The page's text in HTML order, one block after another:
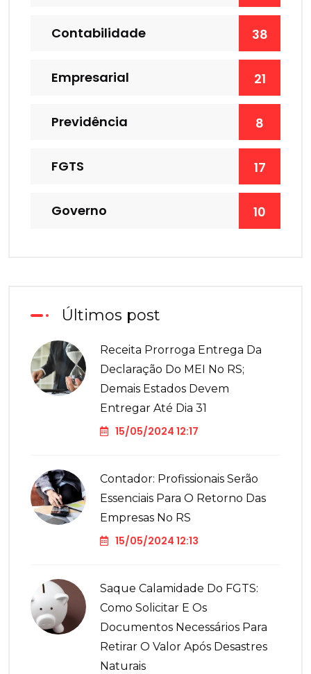
Contabilidade 38
Empresarial 21
Previdência 8
FGTS 17
Governo 10
Últimos post
Receita Prorroga Entrega Da
Declaração Do MEI No RS;
Demais Estados Devem
Entregar Até Dia 31
15/05/2024 12:17
Contador: Profissionais Serão
Essenciais Para O Retorno Das
Empresas No RS
15/05/2024 12:13
Saque Calamidade Do FGTS:
Como Solicitar E Os
Documentos Necessários Para
Retirar O Valor Após Desastres
Naturais